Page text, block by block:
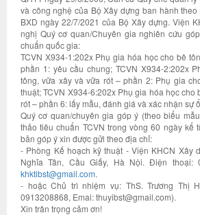
và công nghệ của Bộ Xây dựng ban hành
BXD ngày 22/7/2021 của Bộ Xây dựng. Viện
nghị Quý cơ quan/Chuyên gia nghiên cứu
chuẩn quốc gia:
TCVN X934-1:202x Phụ gia hóa học cho bê
phần 1: yêu cầu chung; TCVN X934-2:202x
tông, vữa xây và vữa rót – phần 2: Phụ gia
thuật; TCVN X934-6:202x Phụ gia hóa học cho
rót – phần 6: lấy mẫu, đánh giá và xác nhận sự
Quý cơ quan/chuyên gia góp ý (theo biểu
thảo tiêu chuẩn TCVN trong vòng 60 ngày kể
bản góp ý xin được gửi theo địa chỉ:
- Phòng Kế hoạch kỹ thuật - Viện KHCN Xây
Nghĩa Tân, Cầu Giấy, Hà Nội. Điện thoại:
khktibst@gmail.com.
- hoặc Chủ trì nhiệm vụ: ThS. Trương Thị
0913208868, Emai: thuyibst@gmail.com).
Xin trân trọng cảm ơn!